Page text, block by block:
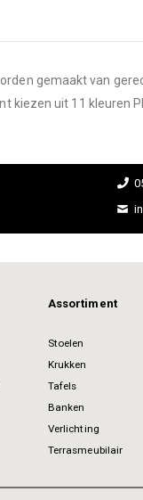
gemaakt van
kiezen uit 11 kleuren
Assortiment
Stoelen
Krukken
Tafels
Banken
Verlichting
Terrasmeubilair